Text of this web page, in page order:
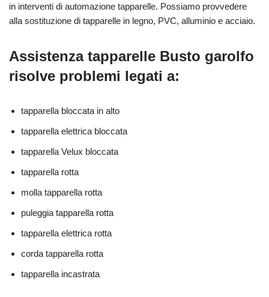
in interventi di automazione tapparelle. Possiamo provvedere
alla sostituzione di tapparelle in legno, PVC, alluminio e acciaio.
Assistenza tapparelle Busto garolfo
risolve problemi legati a:
tapparella bloccata in alto
tapparella elettrica bloccata
tapparella Velux bloccata
tapparella rotta
molla tapparella rotta
puleggia tapparella rotta
tapparella elettrica rotta
corda tapparella rotta
tapparella incastrata